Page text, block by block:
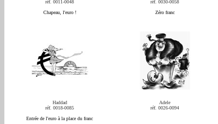
réf. 0011-0048
Chapeau, l'euro !
réf. 0030-0058
Zéro franc
Haddad
réf. 0018-0085
Entrée de l'euro à la place du franc
Adele
réf. 0026-0094